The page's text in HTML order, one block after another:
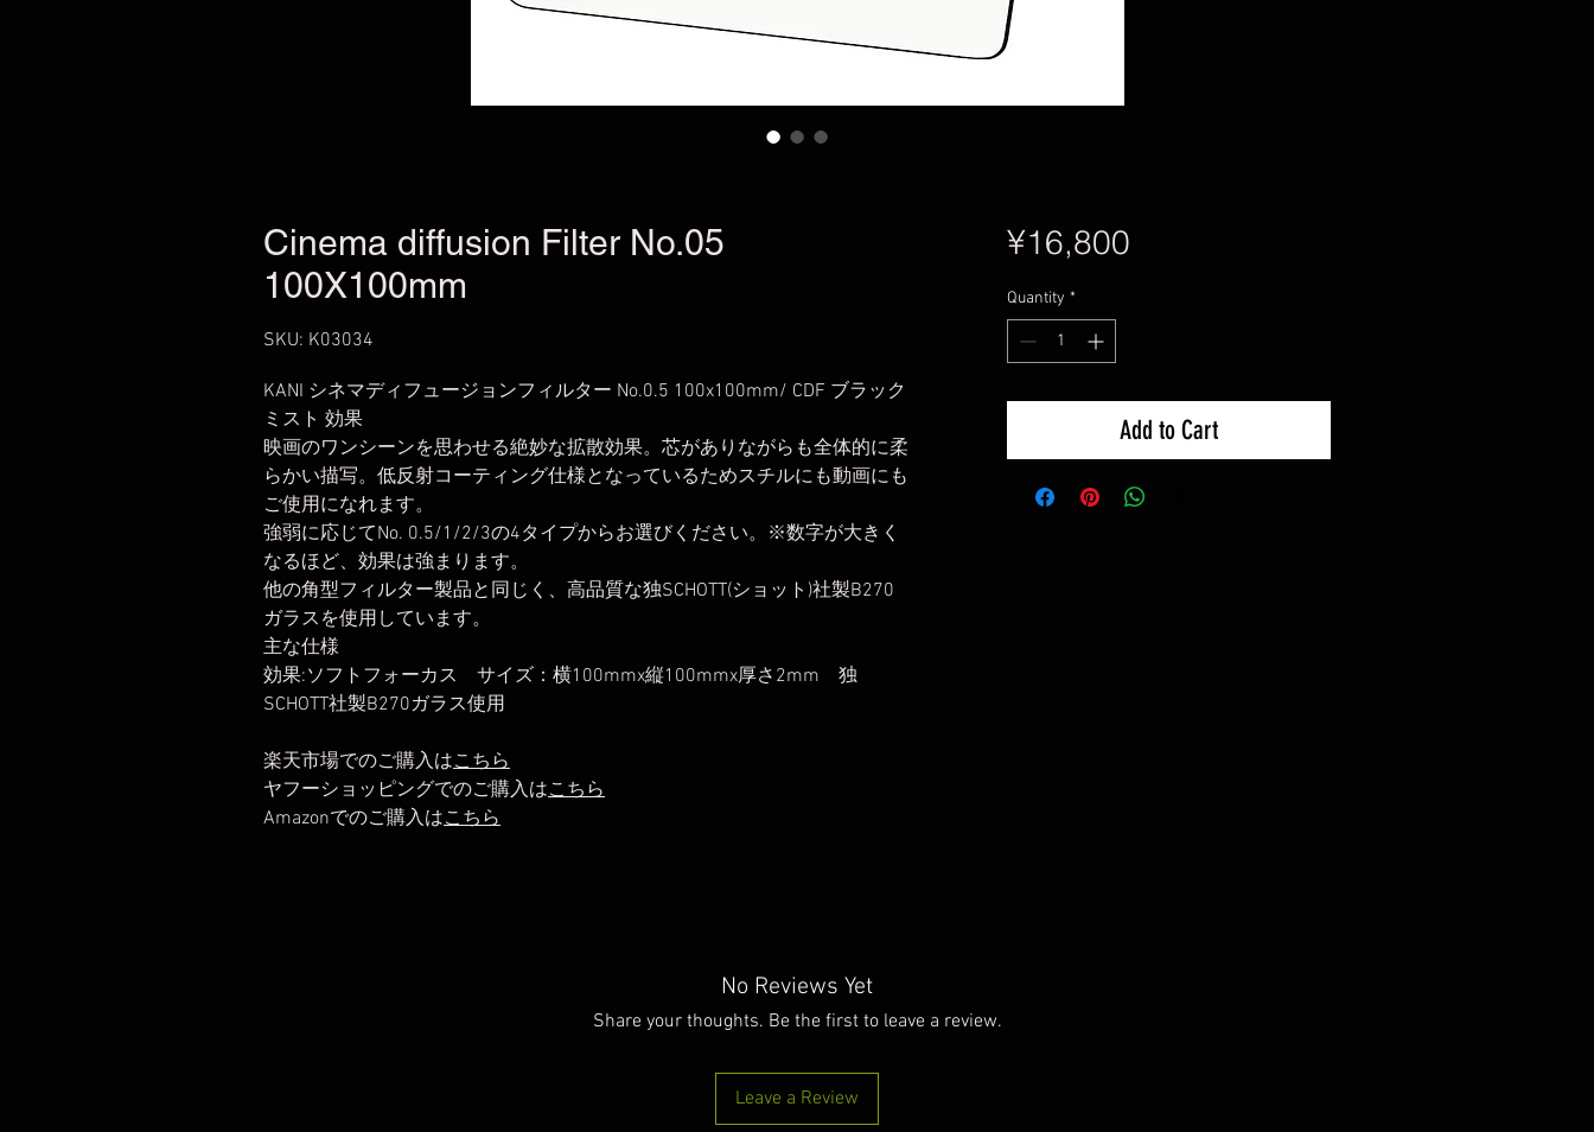
Cinema diffusion Filter No.05
100X100mm
SKU: K03034
KANI シネマディフュージョンフィルター No.0.5 100x100mm/ CDF ブラック
ミスト 効果
映画のワンシーンを思わせる絶妙な拡散効果。芯がありながらも全体的に柔
らかい描写。低反射コーティング仕様となっているためスチルにも動画にも
ご使用になれます。
強弱に応じてNo. 0.5/1/2/3の4タイプからお選びください。※数字が大きく
なるほど、効果は強まります。
他の角型フィルター製品と同じく、高品質な独SCHOTT(ショット)社製B270
ガラスを使用しています。
主な仕様
効果:ソフトフォーカス サイズ：横100mmx縦100mmx厚さ2mm 独
SCHOTT社製B270ガラス使用
楽天市場でのご購入はこちら
ヤフーショッピングでのご購入はこちら
Amazonでのご購入はこちら
¥16,800Price
Quantity *
Add to Cart
No Reviews Yet
Share your thoughts. Be the first to leave a review.
Leave a Review